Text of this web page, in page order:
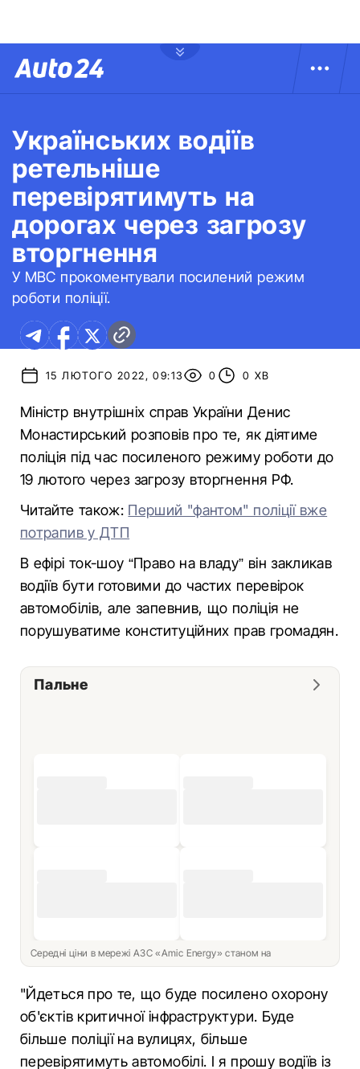
Українських водіїв
ретельніше
перевірятимуть на
дорогах через загрозу
вторгнення
У МВС прокоментували посилений режим
роботи поліції.
15 ЛЮТОГО 2022, 09:13 0 0 ХВ
Міністр внутрішніх справ України Денис
Монастирський розповів про те, як діятиме
поліція під час посиленого режиму роботи до
19 лютого через загрозу вторгнення РФ.
Читайте також: Перший "фантом" поліції вже
потрапив у ДТП
В ефірі ток-шоу “Право на владу” він закликав
водіїв бути готовими до частих перевірок
автомобілів, але запевнив, що поліція не
порушуватиме конституційних прав громадян.
Пальне
Середні ціни в мережі АЗС «Amic Energy» станом на
"Йдеться про те, що буде посилено охорону
об'єктів критичної інфраструктури. Буде
більше поліції на вулицях, більше
перевірятимуть автомобілі. І я прошу водіїв із